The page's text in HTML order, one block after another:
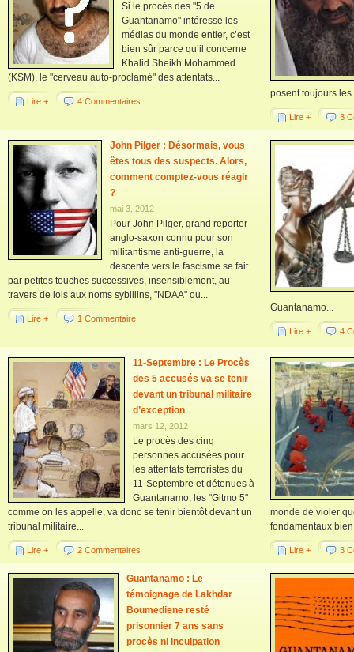
Si le procès des "5 de
Guantanamo" intéresse les
médias du monde entier, c’est
bien sûr parce qu’il concerne
Khalid Sheikh Mohammed
(KSM), le "cerveau auto-proclamé" des attentats...
Lire + 4 Commentaires
posent toujours
Lire + 3
John Pilger : Désormais, vous
êtes tous des suspects. Alors,
comment comptez-vous réagir
?
mai 3, 2012
Pour John Pilger, grand reporter
anglo-saxon connu pour son
militantisme anti-guerre, la
descente vers le fascisme se fait
par petites touches successives, insensiblement, au
travers de lois aux noms sybillins, "NDAA" ou...
Lire + 1 Commentaire
Guantanamo...
Lire + 4
11-Septembre : Le Procès
des 5 accusés va se tenir
devant un tribunal militaire
d’exception
mars 12, 2012
Le procès des cinq
personnes accusées pour
les attentats terroristes du
11-Septembre et détenues à
Guantanamo, les "Gitmo 5"
comme on les appelle, va donc se tenir bientôt devant un
tribunal militaire...
Lire + 2 Commentaires
monde de violer
fondamentaux
Lire + 3
Guantanamo : Le
témoignage de Lakhdar
Boumediene resté
prisonnier 7 ans sans
procès ni inculpation